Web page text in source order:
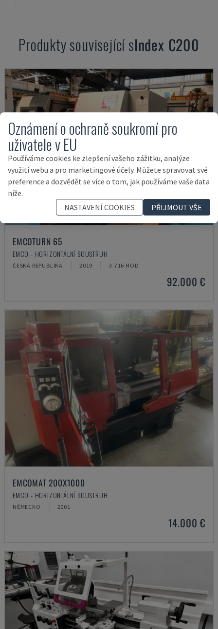
Produkty související sIndex C200
EMCOTURN 65
EMCO - HORIZONTÁLNÍ SOUSTRUH
ČESKÁ REPUBLIKA 2019 3.716 HOD
92.000 €
EMCOMAT 200X1000
EMCO - HORIZONTÁLNÍ SOUSTRUH
NĚMECKO 2001
14.000 €
Oznámení o ochraně soukromí pro
uživatele v EU
Používáme cookies ke zlepšení vašeho zážitku, analýze
využití webu a pro marketingové účely. Můžete spravovat své
preference a dozvědět se více o tom, jak používáme vaše data
níže.
NASTAVENÍ COOKIES
PŘIJMOUT VŠE